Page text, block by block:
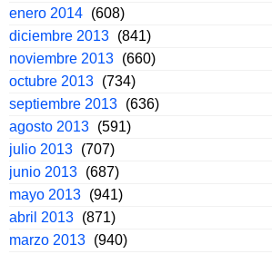
enero 2014 (608)
diciembre 2013 (841)
noviembre 2013 (660)
octubre 2013 (734)
septiembre 2013 (636)
agosto 2013 (591)
julio 2013 (707)
junio 2013 (687)
mayo 2013 (941)
abril 2013 (871)
marzo 2013 (940)